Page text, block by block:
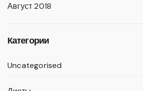
Август 2018
Категории
Uncategorised